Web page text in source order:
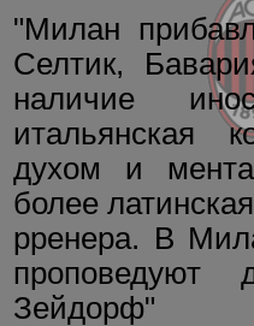
"Милан
Селтик,
наличие
итальянская
духом и
более
рренера. В
Зейдорф"